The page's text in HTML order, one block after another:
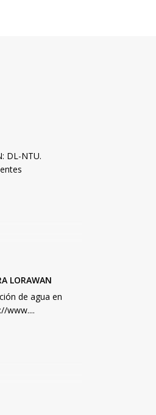
DL-NTU.
LORAWAN
de agua en
www....